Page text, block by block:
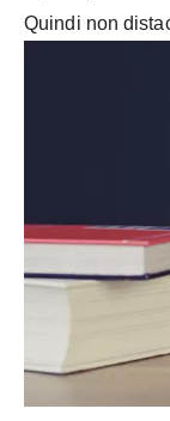
Quindi non